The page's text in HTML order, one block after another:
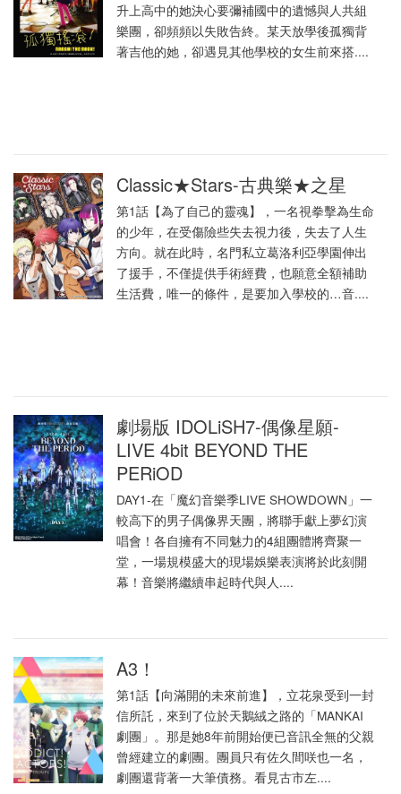
升上高中的她決心要彌補國中的遺憾與人共組
樂團，卻頻頻以失敗告終。某天放學後孤獨背
著吉他的她，卻遇見其他學校的女生前來搭....
Classic★Stars-古典樂★之星
第1話【為了自己的靈魂】，一名視拳擊為生命
的少年，在受傷險些失去視力後，失去了人生
方向。就在此時，名門私立葛洛利亞學園伸出
了援手，不僅提供手術經費，也願意全額補助
生活費，唯一的條件，是要加入學校的…音....
劇場版 IDOLiSH7-偶像星願-
LIVE 4bit BEYOND THE
PERiOD
DAY1-在「魔幻音樂季LIVE SHOWDOWN」一
較高下的男子偶像界天團，將聯手獻上夢幻演
唱會！各自擁有不同魅力的4組團體將齊聚一
堂，一場規模盛大的現場娛樂表演將於此刻開
幕！音樂將繼續串起時代與人....
A3！
第1話【向滿開的未來前進】，立花泉受到一封
信所託，來到了位於天鵝絨之路的「MANKAI
劇團」。那是她8年前開始便已音訊全無的父親
曾經建立的劇團。團員只有佐久間咲也一名，
劇團還背著一大筆債務。看見古市左....